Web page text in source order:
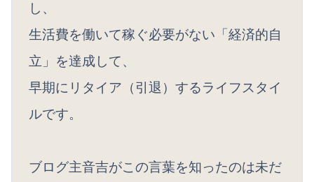
し、
生活費を働いて稼ぐ必要がない「経済的自
立」を達成して、
早期にリタイア（引退）するライフスタイ
ルです。
ブログ主音吉がこの言葉を知ったのは未だ